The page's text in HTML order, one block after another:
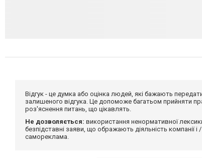
Відгук - це думка або оцінка людей, які бажають
залишеного відгука. Це допоможе багатьом прийняти
роз'яснення питань, що цікавлять.
Не дозволяється: використання ненормативної
безпідставні заяви, що ображають діяльність компанії
самореклама.